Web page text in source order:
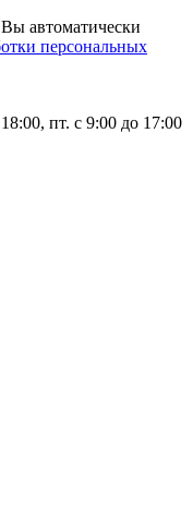
автоматически
персональных
пт. с 9:00 до 17:00